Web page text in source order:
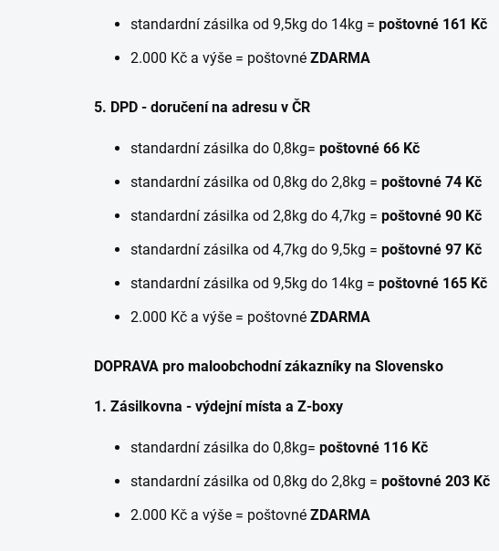
standardní zásilka od 9,5kg do 14kg = poštovné 161 Kč
2.000 Kč a výše = poštovné ZDARMA
5. DPD - doručení na adresu v ČR
standardní zásilka do 0,8kg= poštovné 66 Kč
standardní zásilka od 0,8kg do 2,8kg = poštovné 74 Kč
standardní zásilka od 2,8kg do 4,7kg = poštovné 90 Kč
standardní zásilka od 4,7kg do 9,5kg = poštovné 97 Kč
standardní zásilka od 9,5kg do 14kg = poštovné 165 Kč
2.000 Kč a výše = poštovné ZDARMA
DOPRAVA pro maloobchodní zákazníky na Slovensko
1. Zásilkovna - výdejní místa a Z-boxy
standardní zásilka do 0,8kg= poštovné 116 Kč
standardní zásilka od 0,8kg do 2,8kg = poštovné 203 Kč
2.000 Kč a výše = poštovné ZDARMA